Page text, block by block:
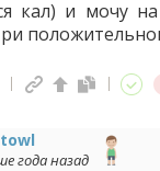
кал) и мочу
года назад